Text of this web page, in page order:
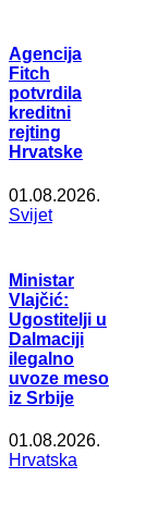
Agencija
Fitch
potvrdila
kreditni
rejting
Hrvatske
01.08.2026.
Svijet
Ministar
Vlajčić:
Ugostitelji u
Dalmaciji
ilegalno
uvoze meso
iz Srbije
01.08.2026.
Hrvatska